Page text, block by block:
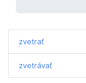
zvetrať
zvetrávať